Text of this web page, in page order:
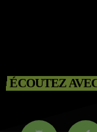
ÉCOUTEZ